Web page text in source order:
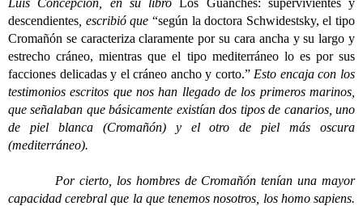
descendientes , escribió que “según la doctora Schwidestsky, el tipo
Cromañón se caracteriza claramente por su cara ancha y su largo y
estrecho cráneo, mientras que el tipo mediterráneo lo es por sus
facciones delicadas y el cráneo ancho y corto.”Esto encaja con los
testimonios escritos que nos han llegado de los primeros marinos,
que señalaban que básicamente existían dos tipos de canarios, uno
de piel blanca (Cromañón) y el otro de piel más oscura
(mediterráneo).
Por cierto, los hombres de Cromañón tenían una mayor
capacidad cerebral que la que tenemos nosotros, los homo sapiens.